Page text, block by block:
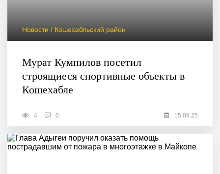
Новости / Кошехабльский район
Мурат Кумпилов посетил
строящиеся спортивные объекты в
Кошехабле
4 0 15.08.25